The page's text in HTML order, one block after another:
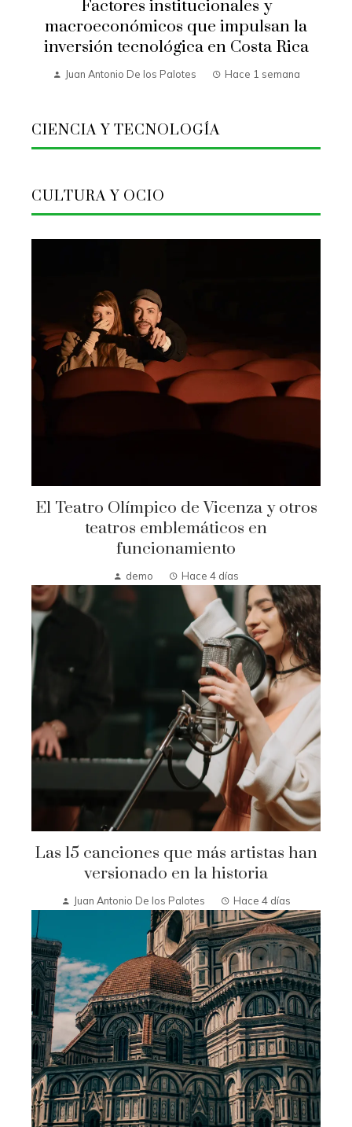
Factores institucionales y
macroeconómicos que impulsan la
inversión tecnológica en Costa Rica
Juan Antonio De los Palotes Hace 1 semana
CIENCIA Y TECNOLOGÍA
CULTURA Y OCIO
El Teatro Olímpico de Vicenza y otros
teatros emblemáticos en
funcionamiento
demo Hace 4 días
Las 15 canciones que más artistas han
versionado en la historia
Juan Antonio De los Palotes Hace 4 días